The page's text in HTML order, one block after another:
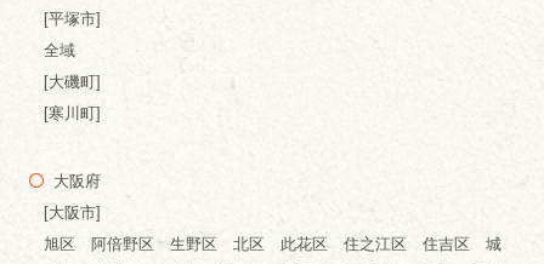
[平塚市]
全域
[大磯町]
[寒川町]
大阪府
[大阪市]
旭区 阿倍野区 生野区 北区 此花区 住之江区 住吉区 城